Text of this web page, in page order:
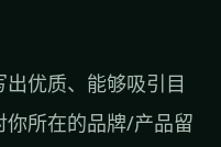
优质、能够吸引目
所在的品牌/产品留